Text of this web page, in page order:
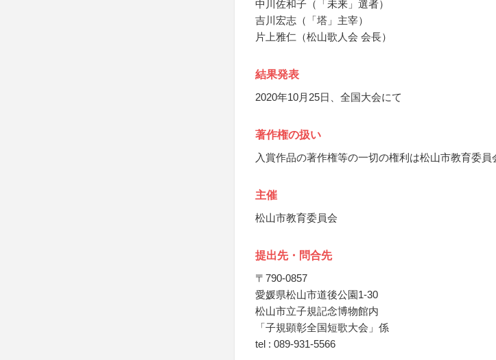
中川佐和子（「未来」選者）
吉川宏志（「塔」主宰）
片上雅仁（松山歌人会 会長）
結果発表
2020年10月25日、全国大会にて
著作権の扱い
入賞作品の著作権等の一切の権利は松山市教育委員
主催
松山市教育委員会
提出先・問合先
〒790-0857
愛媛県松山市道後公園1-30
松山市立子規記念博物館内
「子規顕彰全国短歌大会」係
tel : 089-931-5566